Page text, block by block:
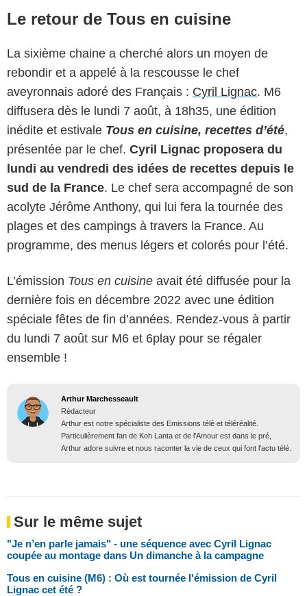
Le retour de Tous en cuisine
La sixième chaine a cherché alors un moyen de
rebondir et a appelé à la rescousse le chef
aveyronnais adoré des Français : Cyril Lignac. M6
diffusera dès le lundi 7 août, à 18h35, une édition
inédite et estivale Tous en cuisine, recettes d’été,
présentée par le chef. Cyril Lignac proposera du
lundi au vendredi des idées de recettes depuis le
sud de la France. Le chef sera accompagné de son
acolyte Jérôme Anthony, qui lui fera la tournée des
plages et des campings à travers la France. Au
programme, des menus légers et colorés pour l’été.
L’émission Tous en cuisine avait été diffusée pour la
dernière fois en décembre 2022 avec une édition
spéciale fêtes de fin d’années. Rendez-vous à partir
du lundi 7 août sur M6 et 6play pour se régaler
ensemble !
Arthur Marchesseault
Rédacteur
Arthur est notre spécialiste des Emissions télé et téléréalité.
Particulièrement fan de Koh Lanta et de l'Amour est dans le pré,
Arthur adore suivre et nous raconter la vie de ceux qui font l'actu télé.
Sur le même sujet
"Je n’en parle jamais" - une séquence avec Cyril Lignac
coupée au montage dans Un dimanche à la campagne
Tous en cuisine (M6) : Où est tournée l'émission de Cyril
Lignac cet été ?